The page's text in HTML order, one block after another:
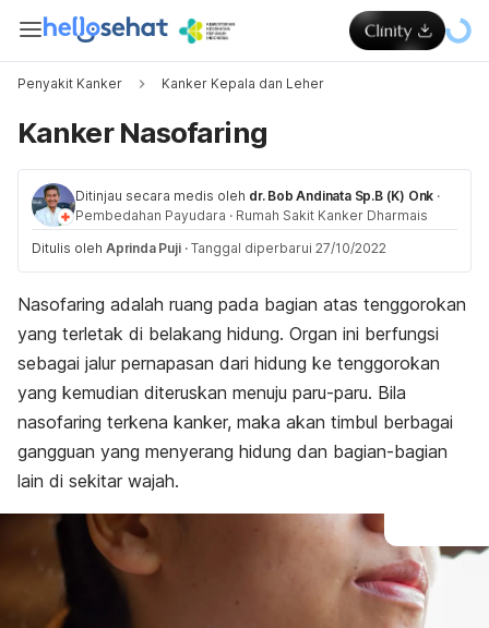
Penyakit Kanker Kanker Kepala dan Leher
Kanker Nasofaring
Ditinjau secara medis oleh dr. Bob Andinata Sp.B (K) Onk ·
Pembedahan Payudara · Rumah Sakit Kanker Dharmais
Ditulis oleh Aprinda Puji · Tanggal diperbarui 27/10/2022
Nasofaring adalah ruang pada bagian atas tenggorokan
yang terletak di belakang hidung. Organ ini berfungsi
sebagai jalur pernapasan dari hidung ke tenggorokan
yang kemudian diteruskan menuju paru-paru. Bila
nasofaring terkena kanker, maka akan timbul berbagai
gangguan yang menyerang hidung dan bagian-bagian
lain di sekitar wajah.